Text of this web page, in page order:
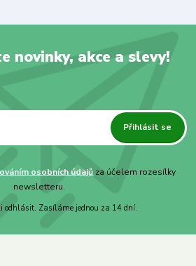
novinky, akce a slevy!
Přihlásit se
osobních údajů za účelem rozesílky
newsletteru.
odhlásit. Zasíláme jednou za 14 dní.